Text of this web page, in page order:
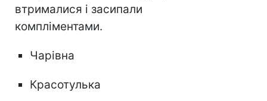
втрималися і засипали
компліментами.
Чарівна
Красотулька